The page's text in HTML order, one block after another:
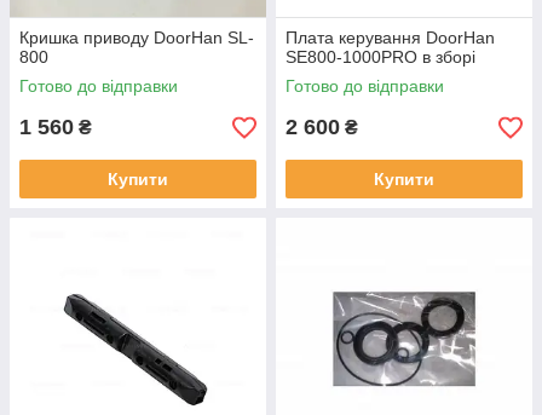
Кришка приводу DoorHan SL-
800
Готово до відправки
1 560 ₴
Купити
Плата керування DoorHan
SE800-1000PRO в зборі
Готово до відправки
2 600 ₴
Купити